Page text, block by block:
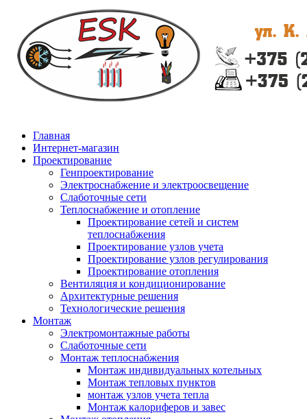
Главная
Интернет-магазин
Проектирование
Генпроектирование
Электроснабжение и электроосвещение
Слаботочные сети
Теплоснабжение и отопление
Проектирование сетей и систем
теплоснабжения
Проектирование узлов учета
Проектирование узлов регулирования
Проектирование отопления
Вентиляция и кондиционирование
Архитектурные решения
Технологические решения
Монтаж
Электромонтажные работы
Слаботочные сети
Монтаж теплоснабжения
Монтаж индивидуальных котельных
Монтаж тепловых пунктов
монтаж узлов учета тепла
Монтаж калориферов и завес